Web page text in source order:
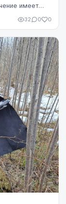
имеет
32 0 0